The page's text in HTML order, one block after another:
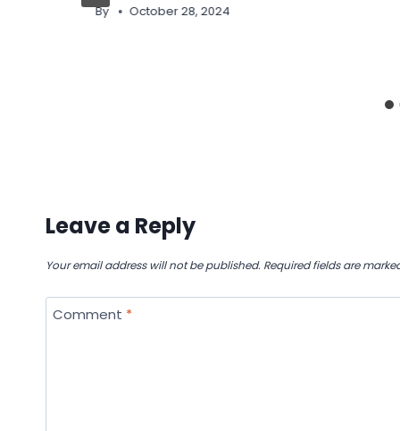
By October 28, 2024
Leave a Reply
Your email address will not be published. Required fields are
Comment *